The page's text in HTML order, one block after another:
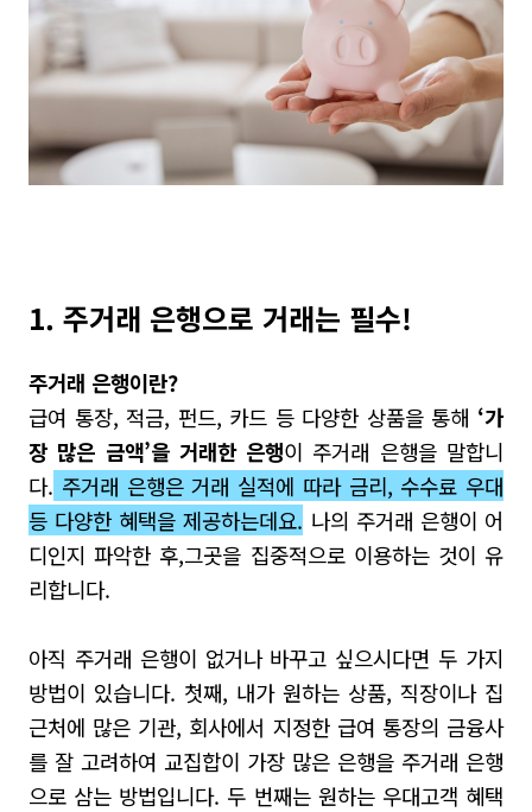
1. 주거래 은행으로 거래는 필수!
주거래 은행이란?
급여 통장, 적금, 펀드, 카드 등 다양한 상품을 통해 ‘가
장 많은 금액’을 거래한 은행이 주거래 은행을 말합니
다. 주거래 은행은 거래 실적에 따라 금리, 수수료 우대
등 다양한 혜택을 제공하는데요. 나의 주거래 은행이 어
디인지 파악한 후,그곳을 집중적으로 이용하는 것이 유
리합니다.
아직 주거래 은행이 없거나 바꾸고 싶으시다면 두 가지
방법이 있습니다. 첫째, 내가 원하는 상품, 직장이나 집
근처에 많은 기관, 회사에서 지정한 급여 통장의 금융사
를 잘 고려하여 교집합이 가장 많은 은행을 주거래 은행
으로 삼는 방법입니다. 두 번째는 원하는 우대고객 혜택